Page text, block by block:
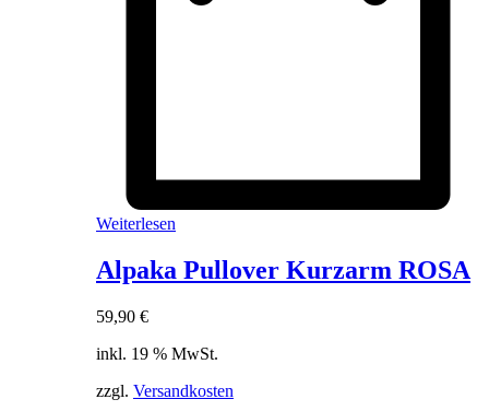
Weiterlesen
Alpaka Pullover Kurzarm ROSA
59,90 €
inkl. 19 % MwSt.
zzgl. Versandkosten